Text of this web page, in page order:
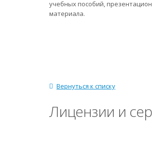
учебных пособий,
материала.
Вернуться к списку
Лицензии и